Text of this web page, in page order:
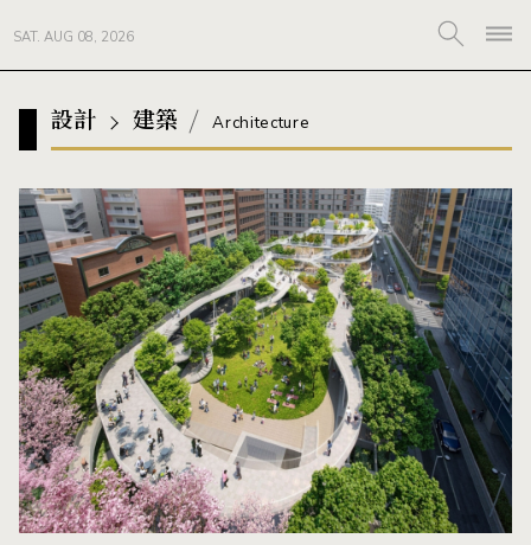
SAT. AUG 08, 2026
設計 建築 Architecture